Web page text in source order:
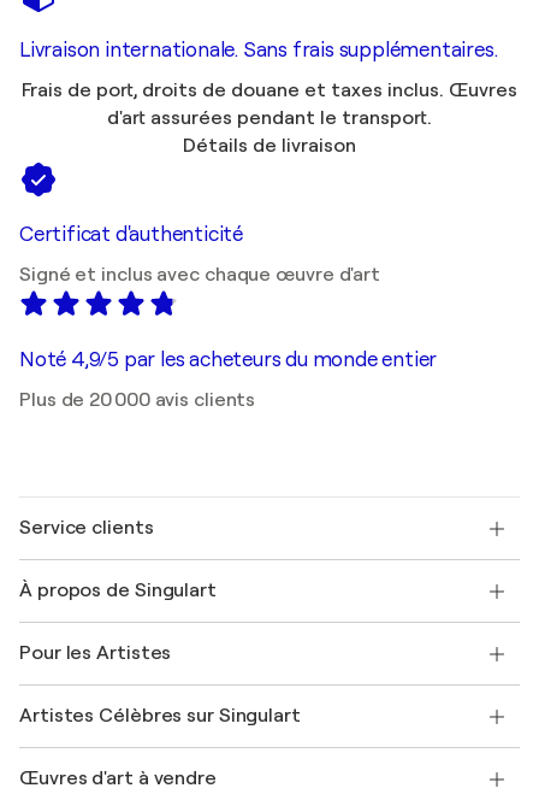
Livraison internationale. Sans frais supplémentaires.
Frais de port, droits de douane et taxes inclus. Œuvres
d'art assurées pendant le transport.
Détails de livraison
Certificat d'authenticité
Signé et inclus avec chaque œuvre d'art
Noté 4,9/5 par les acheteurs du monde entier
Plus de 20 000 avis clients
Service clients
Expédition
Offrir une carte cadeau
Rejoignez notre programme commercial
Mon compte
+33 1 76 44 06 42
À propos de Singulart
FAQ
Magazine Singulart
Emplois
Découvrez une sélection d'art original
Pour les Artistes
Se connecter en tant qu'Artiste
Artistes Célèbres sur Singulart
Marc Chagall
Œuvres d'art à vendre